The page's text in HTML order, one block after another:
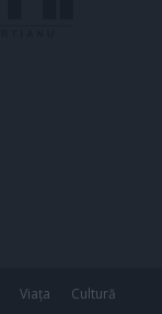
Viața
Cultură